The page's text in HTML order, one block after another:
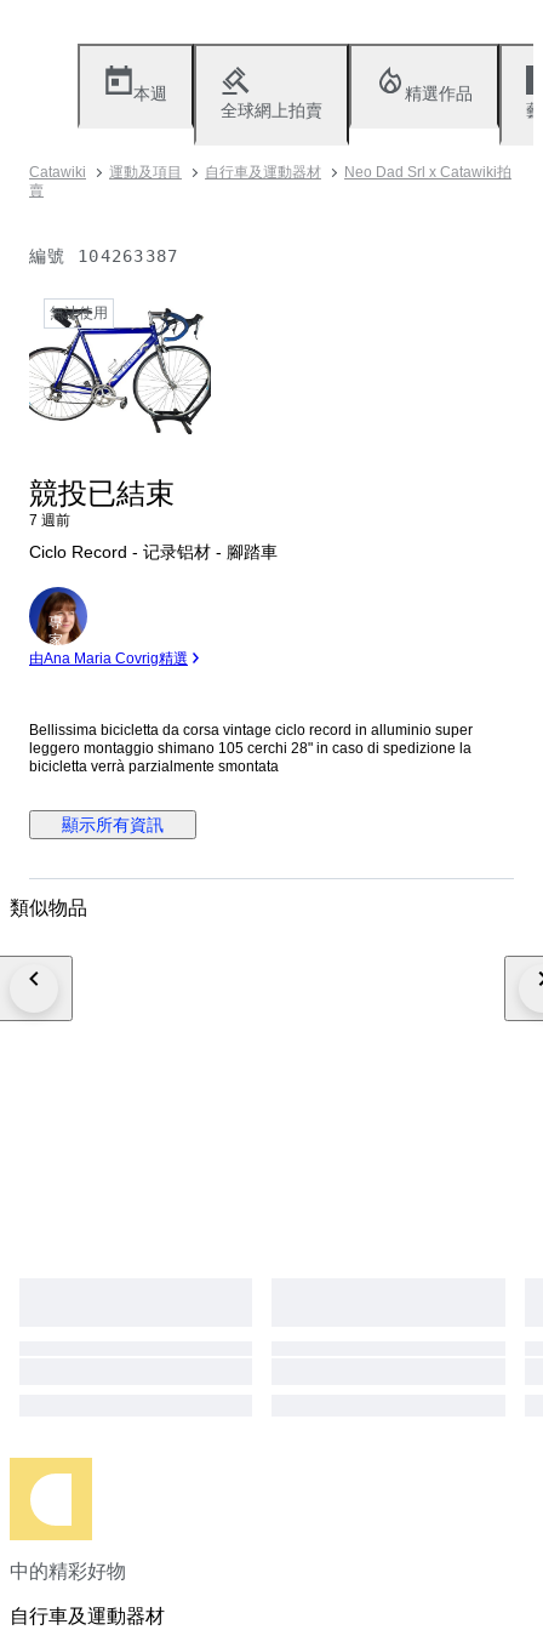
本週
全球網上拍賣
精選作品
Catawiki 運動及項目 自行車及運動器材
Neo Dad Srl x Catawiki拍
賣
編號 104263387
無法使用
競投已結束
7 週前
Ciclo Record - 记录铝材 - 腳踏車
專
家
由Ana Maria Covrig精選
Bellissima bicicletta da corsa vintage ciclo record in alluminio super
leggero montaggio shimano 105 cerchi 28" in caso di spedizione la
bicicletta verrà parzialmente smontata
顯示所有資訊
類似物品
中的精彩好物
自行車及運動器材